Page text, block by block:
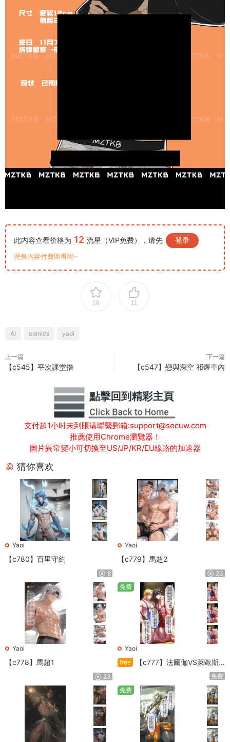
此内容查看价格为 12 流星（VIP免费），请先 登录
完整內容付費即看呦~
16 11
AI comics yaoi
上一篇
【c545】平次課堂擼
下一篇
【c547】戀與深空 祁煜車內
支付超1小时未到賬请聯繫郵箱:support@secuw.com
推薦使用Chrome瀏覽器！
圖片異常變小可切換至US/JP/KR/EU線路的加速器
猜你喜欢
Yaoi
【c780】百里守約
8
Yaoi
【c779】馬超2
23
Yaoi
【c778】馬超1
23
Yaoi
free
【c777】法爾伽VS萊歐斯
免费
免费
免费